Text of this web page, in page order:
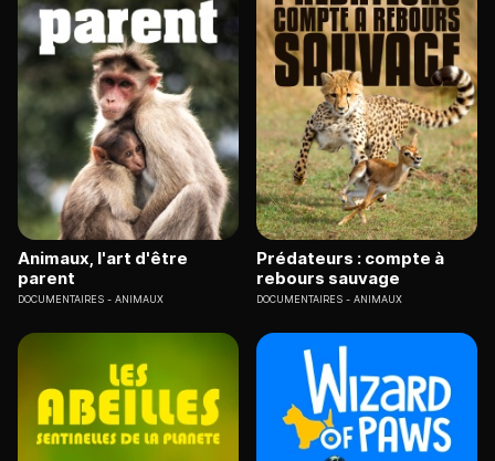
Animaux, l'art d'être
parent
DOCUMENTAIRES ANIMAUX
Prédateurs : compte à
rebours sauvage
DOCUMENTAIRES ANIMAUX